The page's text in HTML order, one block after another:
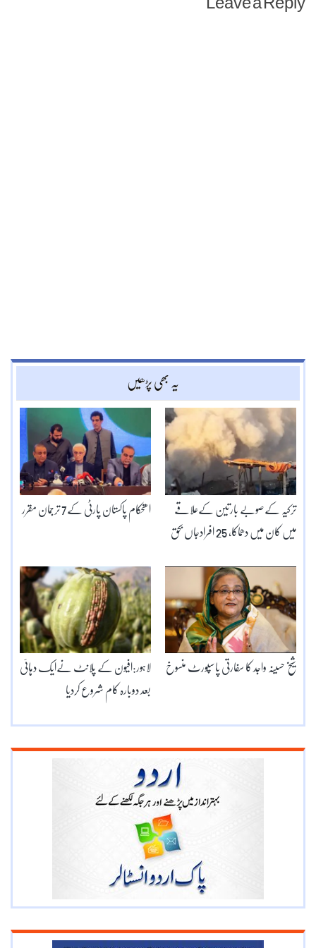
Leave a Reply
یہ بھی پڑھیں
استحکام پاکستان پارٹی کے7 ترجمان مقرر ترکیہ کےصوبے بارتین کےعلاقے
میں کان میں دھماکا، 25 افرادجاں بحق
لاہور:افیون کے پلانٹ نےایک دہائی
بعد دوبارہ کام شروع کردیا
شیخ حسینہ واجد کا سفارتی پاسپورٹ منسوخ